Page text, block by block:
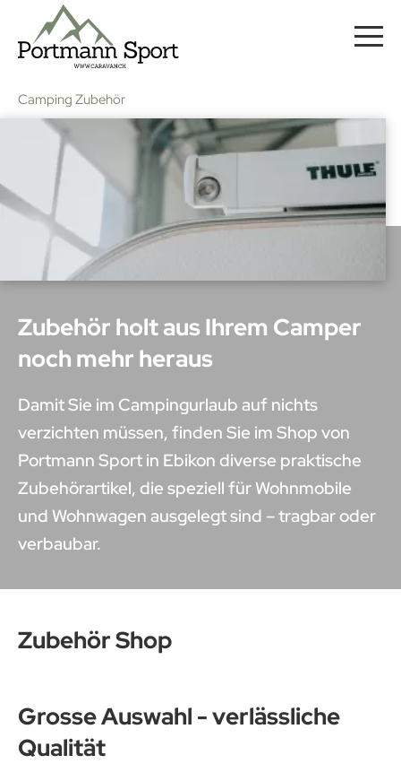
Camping Zubehör
Zubehör holt aus Ihrem Camper
noch mehr heraus
Damit Sie im Campingurlaub auf nichts
verzichten müssen, finden Sie im Shop von
Portmann Sport in Ebikon diverse praktische
Zubehörartikel, die speziell für Wohnmobile
und Wohnwagen ausgelegt sind – tragbar oder
verbaubar.
Zubehör Shop
Grosse Auswahl - verlässliche
Qualität